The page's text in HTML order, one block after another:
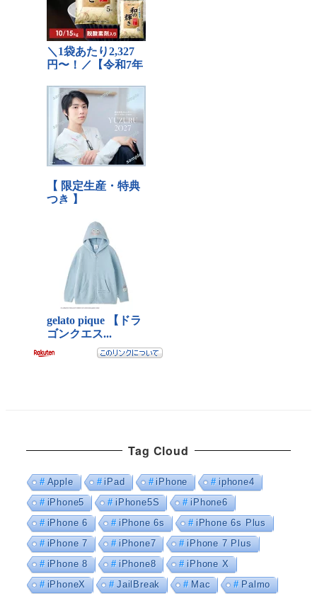
Tag Cloud
Apple iPad iPhone
iphone4
iPhone5
iPhone5S
iPhone6
iPhone 6
iPhone 6s
iPhone 6s Plus
iPhone 7
iPhone7
iPhone 7 Plus
iPhone 8
iPhone8
iPhone X
iPhoneX
JailBreak Mac
Palmo